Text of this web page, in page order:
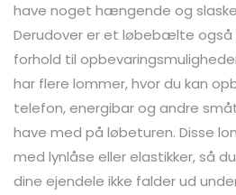
have noget hængende og
Derudover er et løbebælte også
forhold til
har flere lommer, hvor du kan
telefon, energibar og andre
have med på løbeturen. Disse
med lynlåse eller elastikker, så
dine ejendele ikke falder ud